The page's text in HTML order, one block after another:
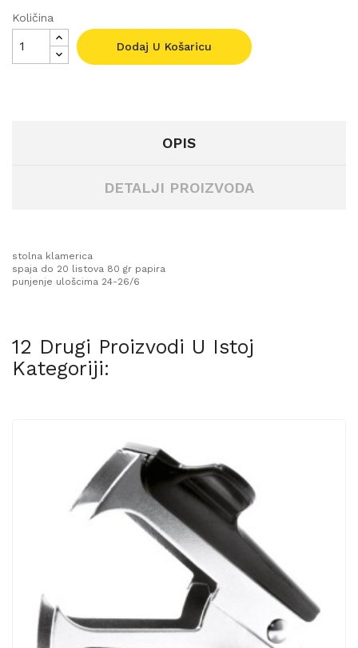
Količina
Dodaj U Košaricu
OPIS
DETALJI PROIZVODA
stolna klamerica
spaja do 20 listova 80 gr papira
punjenje ulošcima 24-26/6
12 Drugi Proizvodi U Istoj
Kategoriji: